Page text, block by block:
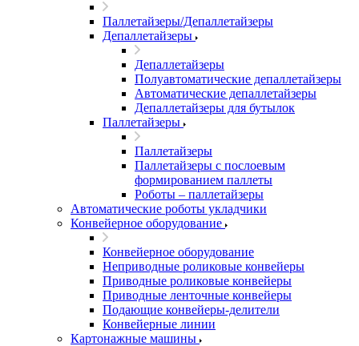
Паллетайзеры/Депаллетайзеры
Депаллетайзеры
Депаллетайзеры
Полуавтоматические депаллетайзеры
Автоматические депаллетайзеры
Депаллетайзеры для бутылок
Паллетайзеры
Паллетайзеры
Паллетайзеры с послоевым
формированием паллеты
Роботы – паллетайзеры
Автоматические роботы укладчики
Конвейерное оборудование
Конвейерное оборудование
Неприводные роликовые конвейеры
Приводные роликовые конвейеры
Приводные ленточные конвейеры
Подающие конвейеры-делители
Конвейерные линии
Картонажные машины